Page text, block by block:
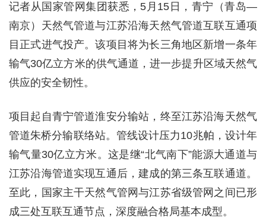
记者从国家管网集团获悉，5月15日，青宁（青岛—
南京）天然气管道与江苏沿海天然气管道互联互通项
目正式进气投产。该项目将为长三角地区新增一条年
输气30亿立方米的供气通道，进一步提升区域天然气
供应的安全韧性。
项目起自青宁管道淮安分输站，终至江苏沿海天然气
管道朱桥分输联络站。管线设计压力10兆帕，设计年
输气量30亿立方米。这是继“北气南下”能源大通道与
江苏沿海管道实现互通后，建成的第三条互联通道。
至此，国家主干天然气管网与江苏省级管网之间已形
成三处互联互通节点，深度融合格局基本成型。